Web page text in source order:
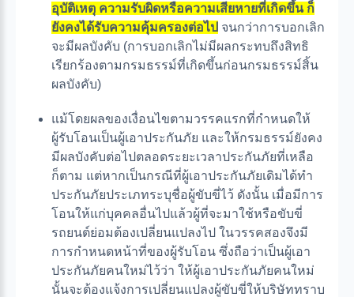
อุบัติเหตุ ความรับผิดหรือความเสียหายที่เกิดขึ้น ก็
ยังคงได้รับความคุ้มครองต่อไป จนกว่าการบอกเลิก
จะมีผลบังคับ (การบอกเลิกไม่มีผลกระทบถึงสิทธิ
เรียกร้องตามกรมธรรม์ที่เกิดขึ้นก่อนกรมธรรม์สิ้น
ผลบังคับ)
แม้โดยผลของเงื่อนไขตามวรรคแรกที่กำหนดให้
ผู้รับโอนเป็นผู้เอาประกันภัย และให้กรมธรรม์ยังคง
มีผลบังคับต่อไปตลอดระยะเวลาประกันภัยที่เหลือ
ก็ตาม แต่หากเป็นกรณีที่ผู้เอาประกันภัยเดิมได้ทำ
ประกันภัยประเภทระบุชื่อผู้ขับขี่ไว้ ดังนั้น เมื่อมีการ
โอนให้แก่บุคคลอื่นไปแล้วผู้ที่จะมาใช้หรือขับขี่
รถยนต์ย่อมต้องเปลี่ยนแปลงไป ในวรรคสองจึงมี
การกำหนดหน้าที่ของผู้รับโอน ซึ่งถือว่าเป็นผู้เอา
ประกันภัยคนใหม่ไว้ว่า ให้ผู้เอาประกันภัยคนใหม่
นั้นจะต้องแจ้งการเปลี่ยนแปลงผู้ขับขี่ให้บริษัททราบ